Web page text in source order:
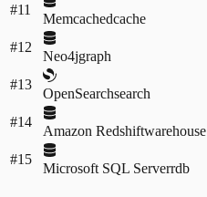
#11
Memcachedcache
#12
Neo4jgraph
#13
OpenSearchsearch
#14
Amazon Redshiftwarehouse
#15
Microsoft SQL Serverrdb